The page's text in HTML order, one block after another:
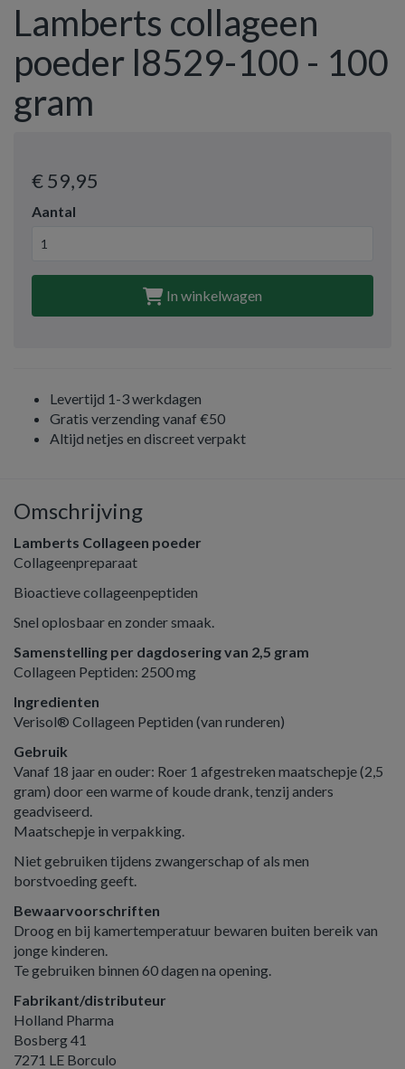
Lamberts collageen
poeder l8529-100 - 100
gram
€ 59,95
Aantal
In winkelwagen
Levertijd 1-3 werkdagen
Gratis verzending vanaf €50
Altijd netjes en discreet verpakt
Omschrijving
Lamberts Collageen poeder
Collageenpreparaat
Bioactieve collageenpeptiden
Snel oplosbaar en zonder smaak.
Samenstelling per dagdosering van 2,5 gram
Collageen Peptiden: 2500 mg
Ingredienten
Verisol® Collageen Peptiden (van runderen)
Gebruik
Vanaf 18 jaar en ouder: Roer 1 afgestreken maatschepje (2,5
gram) door een warme of koude drank, tenzij anders
geadviseerd.
Maatschepje in verpakking.
Niet gebruiken tijdens zwangerschap of als men
borstvoeding geeft.
Bewaarvoorschriften
Droog en bij kamertemperatuur bewaren buiten bereik van
jonge kinderen.
Te gebruiken binnen 60 dagen na opening.
Fabrikant/distributeur
Holland Pharma
Bosberg 41
7271 LE Borculo